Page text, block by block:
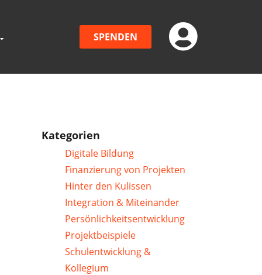
SPENDEN
Kategorien
Digitale Bildung
Finanzierung von Projekten
Hinter den Kulissen
Integration & Miteinander
Persönlichkeitsentwicklung
Projektbeispiele
Schulentwicklung &
Kollegium